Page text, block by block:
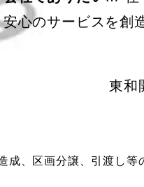
心のサービスを創
東
区画分譲、引渡し等